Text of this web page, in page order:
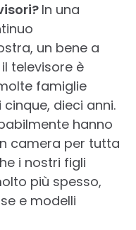
In una
un bene a
televisore è
famiglie
dieci anni.
hanno
camera per tutta
i nostri figli
più spesso,
e modelli